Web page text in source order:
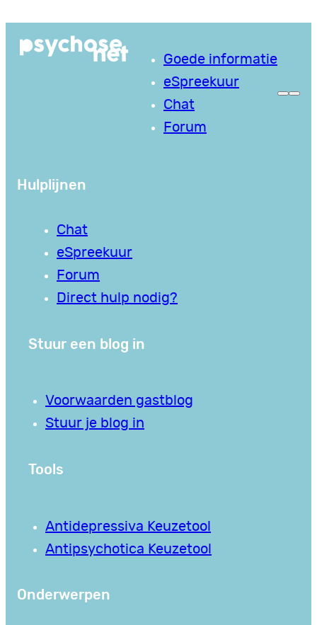
naar
Goede informatie
eSpreekuur
Chat
Forum
Hulplijnen
Chat
eSpreekuur
Forum
Direct hulp nodig?
Stuur een blog in
Voorwaarden gastblog
Stuur je blog in
Tools
Antidepressiva Keuzetool
Antipsychotica Keuzetool
Onderwerpen